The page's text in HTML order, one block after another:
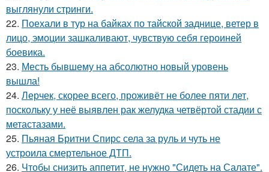
выглянули стринги.
22. Поехали в тур на байках по тайской заднице, ветер в
лицо, эмоции зашкаливают, чувствую себя героиней
боевика.
23. Месть бывшему на абсолютно новый уровень
вышла!
24. Лерчек, скорее всего, проживёт не более пяти лет,
поскольку у неё выявлен рак желудка четвёртой стадии с
метастазами.
25. Пьяная Бритни Спирс села за руль и чуть не
устроила смертельное ДТП.
26. Чтобы снизить аппетит, не нужно "Сидеть на Салате".